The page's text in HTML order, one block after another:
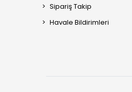
Sipariş Takip
Havale Bildirimleri